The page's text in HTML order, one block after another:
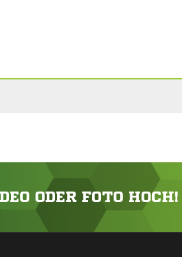
ODER FOTO HOCH!